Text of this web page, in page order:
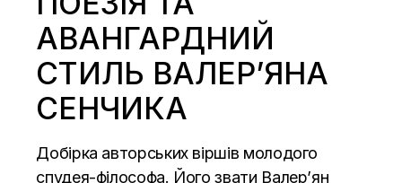
АВАНГАРДНИЙ
СТИЛЬ ВАЛЕР’ЯНА
СЕНЧИКА
Добірка авторських віршів молодого
спудея-філософа. Його звати Валерʼян